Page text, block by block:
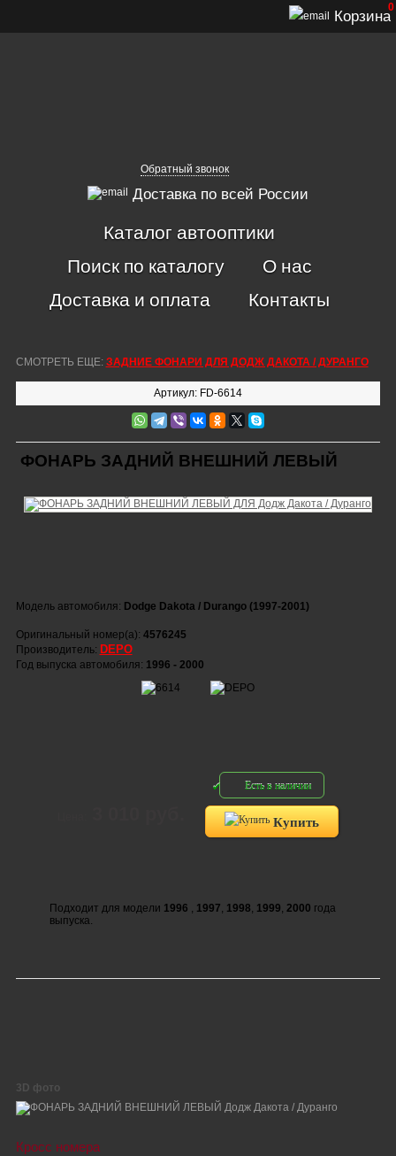
Обратный звонок
Доставка по всей России
Корзина
0
Каталог автооптики
Поиск по каталогу
О нас
Доставка и оплата
Контакты
СМОТРЕТЬ ЕЩЕ: ЗАДНИЕ ФОНАРИ ДЛЯ ДОДЖ ДАКОТА / ДУРАНГО
Артикул: FD-6614
ФОНАРЬ ЗАДНИЙ ВНЕШНИЙ ЛЕВЫЙ
Модель автомобиля: Dodge Dakota / Durango (1997-2001)
Оригинальный номер(а): 4576245
Производитель: DEPO
Год выпуска автомобиля: 1996 - 2000
Есть в наличии
Купить
Подходит для модели 1996 , 1997, 1998, 1999, 2000 года
выпуска.
3D фото
Кросс номера